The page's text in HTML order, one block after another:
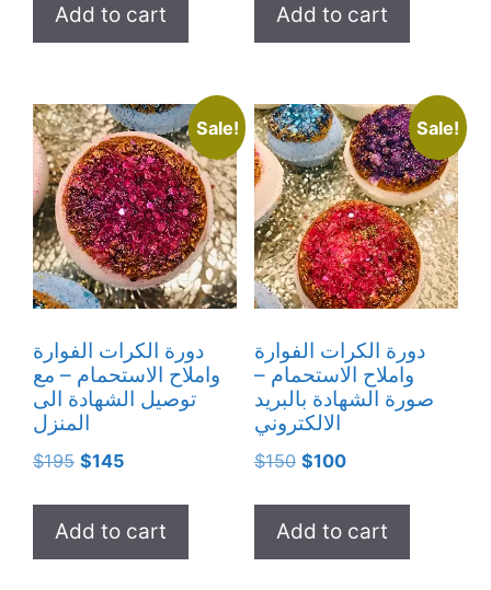
$195. $145.
Add to cart
$150. $100.
Add to cart
Sale!
دورة الكرات الفوارة
واملاح الاستحمام – مع
توصيل الشهادة الى
المنزل
$195 Original
$195.
$145Current
$145.
Add to cart
Sale!
دورة الكرات الفوارة
واملاح الاستحمام –
صورة الشهادة بالبريد
الالكتروني
$150 Original
$150.
$100Current
$100.
Add to cart